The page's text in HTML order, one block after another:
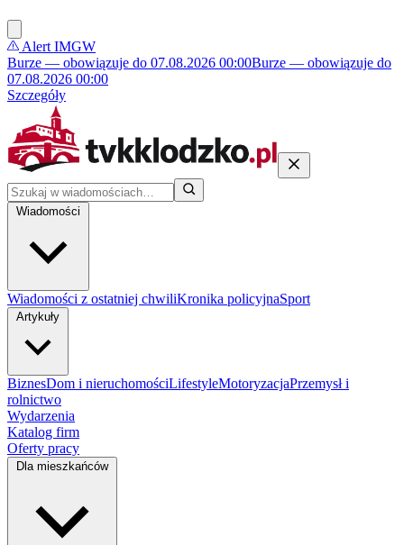
Alert IMGW
Burze — obowiązuje do 07.08.2026 00:00Burze — obowiązuje do
07.08.2026 00:00
Szczegóły
Wiadomości
Wiadomości z ostatniej chwiliKronika policyjnaSport
Artykuły
BiznesDom i nieruchomościLifestyleMotoryzacjaPrzemysł i
rolnictwo
Wydarzenia
Katalog firm
Oferty pracy
Dla mieszkańców